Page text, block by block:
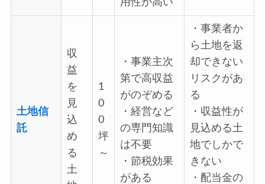
用性が高い
土地信
託
収
益
を
見
込
め
る
土
1
0
0
坪
～
・事業主次
第で高収益
がのぞめる
・経営など
の専門知識
は不要
・節税効果
がある
・事業者か
ら土地を返
却できない
リスクがあ
る
・収益性が
見込める土
地でしかで
きない
・配当金の